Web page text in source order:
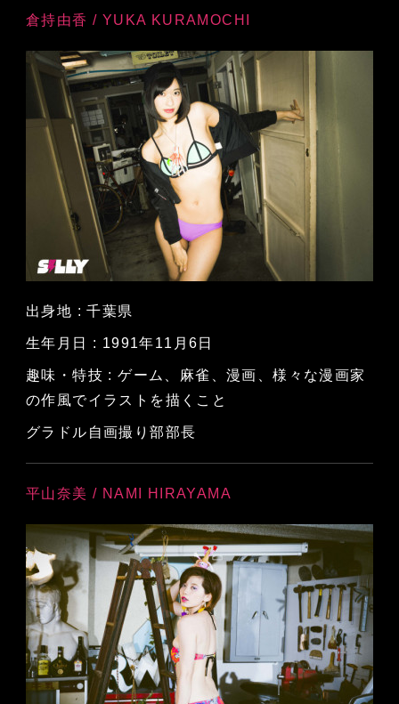
倉持由香 / YUKA KURAMOCHI
出身地 : 千葉県
生年月日 : 1991年11月6日
趣味・特技 : ゲーム、麻雀、漫画、様々な漫画家
の作風でイラストを描くこと
グラドル自画撮り部部長
平山奈美 / NAMI HIRAYAMA